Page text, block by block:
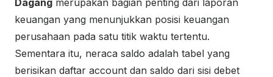
keuangan yang menunjukkan posisi keuangan
perusahaan pada satu titik waktu tertentu.
Sementara itu, neraca saldo adalah tabel yang
berisikan daftar account dan saldo dari sisi debet